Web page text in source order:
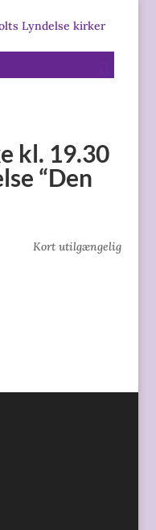
kl. 19.30
“Den
Kort utilgængelig